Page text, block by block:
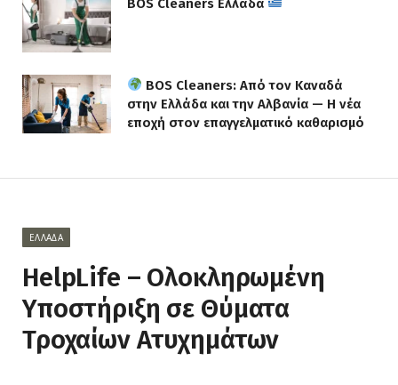
BOS Cleaners Ελλάδα
BOS Cleaners: Από τον Καναδά
στην Ελλάδα και την Αλβανία — Η νέα
εποχή στον επαγγελματικό καθαρισμό
ΕΛΛΆΔΑ
HelpLife – Ολοκληρωμένη
Υποστήριξη σε Θύματα
Τροχαίων Ατυχημάτων